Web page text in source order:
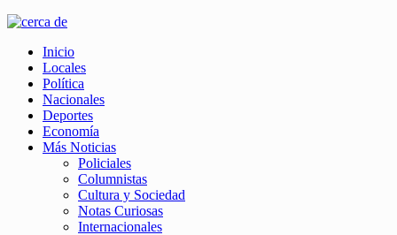
Inicio
Locales
Política
Nacionales
Deportes
Economía
Más Noticias
Policiales
Columnistas
Cultura y Sociedad
Notas Curiosas
Internacionales